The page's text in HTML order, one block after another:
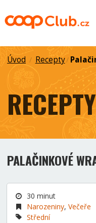
Úvod / Recepty/
RECEPTY
PALAČINKOVÉ
30 minut
Narozeniny, Večeře
Střední